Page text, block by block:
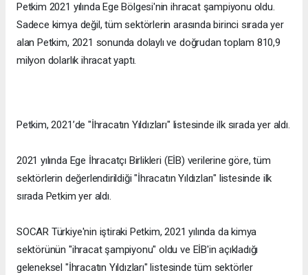
Petkim 2021 yılında Ege Bölgesi'nin ihracat şampiyonu oldu.
Sadece kimya değil, tüm sektörlerin arasında birinci sırada yer
alan Petkim, 2021 sonunda dolaylı ve doğrudan toplam 810,9
milyon dolarlık ihracat yaptı.
Petkim, 2021’de "İhracatın Yıldızları" listesinde ilk sırada yer aldı.
2021 yılında Ege İhracatçı Birlikleri (EİB) verilerine göre, tüm
sektörlerin değerlendirildiği "İhracatın Yıldızları" listesinde ilk
sırada Petkim yer aldı.
SOCAR Türkiye'nin iştiraki Petkim, 2021 yılında da kimya
sektörünün "ihracat şampiyonu" oldu ve EİB'in açıkladığı
geleneksel "İhracatın Yıldızları" listesinde tüm sektörler